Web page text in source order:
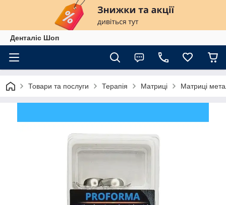
Денталіс Шоп
Товари та послуги Терапія Матриці Матриці